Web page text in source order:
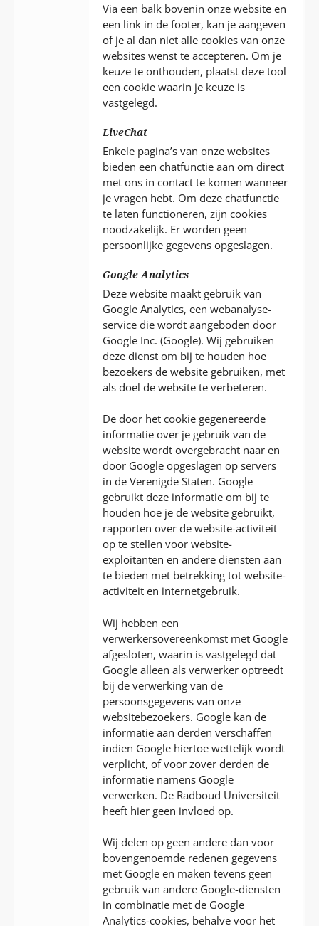
Via een balk bovenin onze website en
een link in de footer, kan je aangeven
of je al dan niet alle cookies van onze
websites wenst te accepteren. Om je
keuze te onthouden, plaatst deze tool
een cookie waarin je keuze is
vastgelegd.
LiveChat
Enkele pagina’s van onze websites
bieden een chatfunctie aan om direct
met ons in contact te komen wanneer
je vragen hebt. Om deze chatfunctie
te laten functioneren, zijn cookies
noodzakelijk. Er worden geen
persoonlijke gegevens opgeslagen.
Google Analytics
Deze website maakt gebruik van
Google Analytics, een webanalyse-
service die wordt aangeboden door
Google Inc. (Google). Wij gebruiken
deze dienst om bij te houden hoe
bezoekers de website gebruiken, met
als doel de website te verbeteren.
De door het cookie gegenereerde
informatie over je gebruik van de
website wordt overgebracht naar en
door Google opgeslagen op servers
in de Verenigde Staten. Google
gebruikt deze informatie om bij te
houden hoe je de website gebruikt,
rapporten over de website-activiteit
op te stellen voor website-
exploitanten en andere diensten aan
te bieden met betrekking tot website-
activiteit en internetgebruik.
Wij hebben een
verwerkersovereenkomst met Google
afgesloten, waarin is vastgelegd dat
Google alleen als verwerker optreedt
bij de verwerking van de
persoonsgegevens van onze
websitebezoekers. Google kan de
informatie aan derden verschaffen
indien Google hiertoe wettelijk wordt
verplicht, of voor zover derden de
informatie namens Google
verwerken. De Radboud Universiteit
heeft hier geen invloed op.
Wij delen op geen andere dan voor
bovengenoemde redenen gegevens
met Google en maken tevens geen
gebruik van andere Google-diensten
in combinatie met de Google
Analytics-cookies, behalve voor het